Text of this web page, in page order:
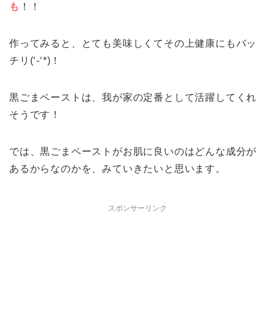
も ！！
作ってみると、とても美味しくてその上健康にもバッ
チリ(‘-‘*)！
黒ごまペーストは、我が家の定番として活躍してくれ
そうです！
では、黒ごまペーストがお肌に良いのはどんな成分が
あるからなのかを、みていきたいと思います。
スポンサーリンク